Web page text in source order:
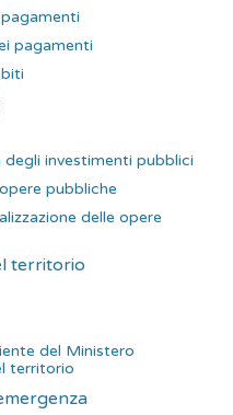
pagamenti
degli investimenti pubblici
pubbliche
delle opere
territorio
del Ministero
territorio